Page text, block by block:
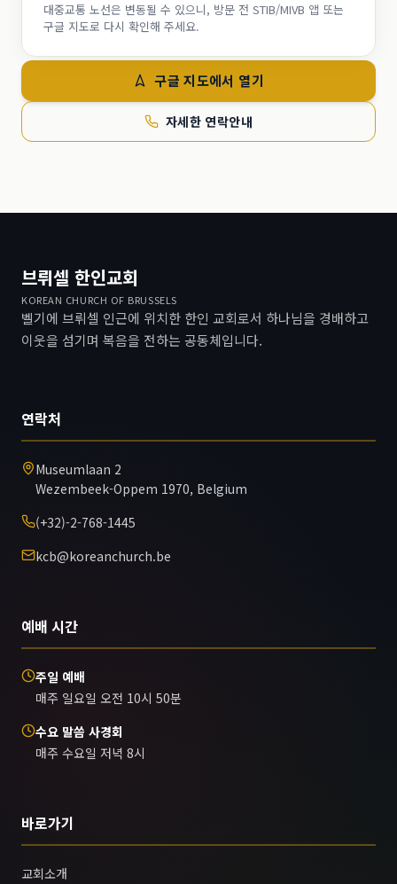
대중교통 노선은 변동될 수 있으니, 방문 전 STIB/MIVB 앱 또는
구글 지도로 다시 확인해 주세요.
구글 지도에서 열기
자세한 연락안내
브뤼셀 한인교회
KOREAN CHURCH OF BRUSSELS
벨기에 브뤼셀 인근에 위치한 한인 교회로서 하나님을 경배하고
이웃을 섬기며 복음을 전하는 공동체입니다.
연락처
Museumlaan 2
Wezembeek-Oppem 1970, Belgium
(+32)-2-768-1445
kcb@koreanchurch.be
예배 시간
주일 예배
매주 일요일 오전 10시 50분
수요 말씀 사경회
매주 수요일 저녁 8시
바로가기
교회소개